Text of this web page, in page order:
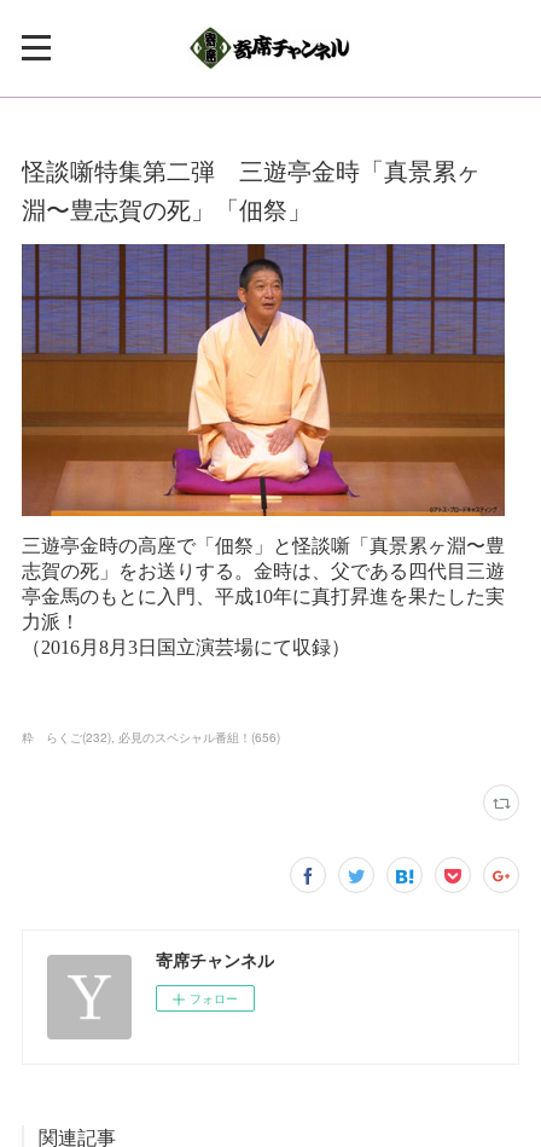
怪談噺特集第二弾 三遊亭金時「真景累ヶ
淵〜豊志賀の死」「佃祭」
粋 らくご(232) 必見のスペシャル番組！ (656)
寄席チャンネル
フォロー
関連記事